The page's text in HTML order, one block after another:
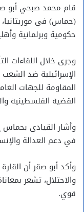
قام محمد صبحي أبو
(حماس) في
حكومية وبرلمانية
وجرى خلال اللقاءات
الإسرائيلية ضد
المقاومة للجهات
القضية الفلسطينية
وأشار القيادي
في دعم العدالة
وأكد أبو صقر أن
والاحتلال، تشعر
قوي.